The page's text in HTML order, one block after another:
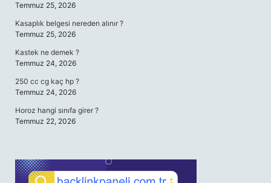
Temmuz 25, 2026
Kasaplık belgesi nereden alınır ?
Temmuz 25, 2026
Kastek ne demek ?
Temmuz 24, 2026
250 cc cg kaç hp ?
Temmuz 24, 2026
Horoz hangi sınıfa girer ?
Temmuz 22, 2026